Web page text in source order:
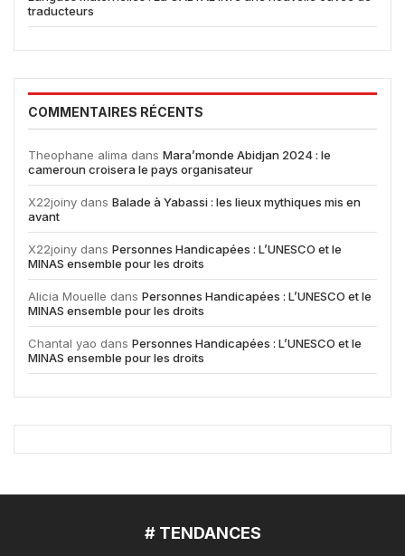
traducteurs
COMMENTAIRES RÉCENTS
Theophane alima dans Mara’monde Abidjan 2024 : le
cameroun croisera le pays organisateur
X22joiny dans Balade à Yabassi : les lieux mythiques mis en
avant
X22joiny dans Personnes Handicapées : L’UNESCO et le
MINAS ensemble pour les droits
Alicia Mouelle dans Personnes Handicapées : L’UNESCO et le
MINAS ensemble pour les droits
Chantal yao dans Personnes Handicapées : L’UNESCO et le
MINAS ensemble pour les droits
# TENDANCES